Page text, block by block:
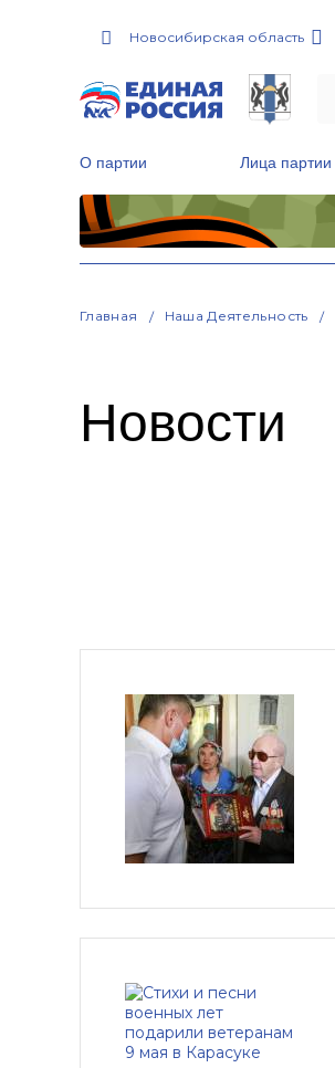
Новосибирская область
О партии Лица партии
Главная Наша Деятельность
Новости